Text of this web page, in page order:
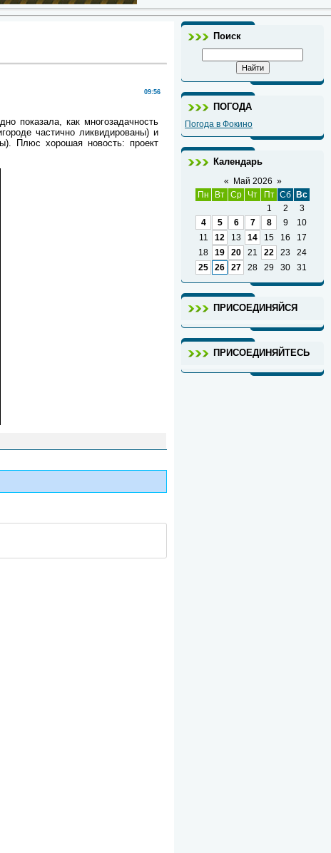
09:56
показала, как многозадачность
частично ликвидированы) и
Плюс хорошая новость: проект
Поиск
ПОГОДА
Погода в Фокино
Календарь
« Май 2026 »
Пн
Вт Ср Чт Пт Сб
Вс
1
2
3
4
5 6 7 8 9
10
11
12 13 14 15 16
17
18
19 20 21 22 23
24
25
26 27 28 29 30 31
ПРИСОЕДИНЯЙСЯ
ПРИСОЕДИНЯЙТЕСЬ